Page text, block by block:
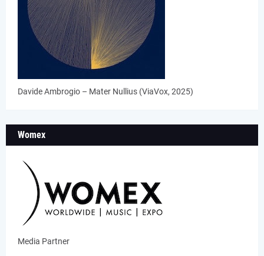
Davide Ambrogio – Mater Nullius (ViaVox, 2025)
Womex
Media Partner